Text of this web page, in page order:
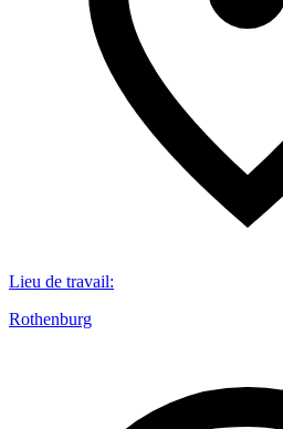
Lieu de travail:
Rothenburg